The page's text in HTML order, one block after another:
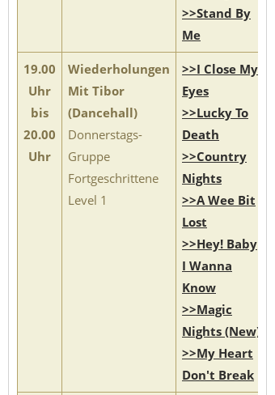
>>Stand By
Me
19.00
Uhr
bis
20.00
Uhr
Wiederholungen
Mit Tibor
(Dancehall)
Donnerstags-
Gruppe
Fortgeschrittene
Level 1
>>I Close My
Eyes
>>Lucky To
Death
>>Country
Nights
>>A Wee Bit
Lost
>>Hey! Baby
I Wanna
Know
>>Magic
Nights (New)
>>My Heart
Don't Break